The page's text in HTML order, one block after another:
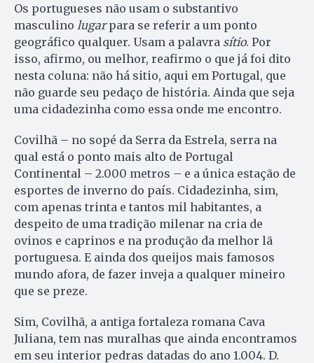
Os portugueses não usam o substantivo
masculino lugarpara se referir a um ponto
geográfico qualquer. Usam a palavra sítio. Por
isso, afirmo, ou melhor, reafirmo o que já foi dito
nesta coluna: não há sitio, aqui em Portugal, que
não guarde seu pedaço de história. Ainda que seja
uma cidadezinha como essa onde me encontro.
Covilhã – no sopé da Serra da Estrela, serra na
qual está o ponto mais alto de Portugal
Continental – 2.000 metros – e a única estação de
esportes de inverno do país. Cidadezinha, sim,
com apenas trinta e tantos mil habitantes, a
despeito de uma tradição milenar na cria de
ovinos e caprinos e na produção da melhor lã
portuguesa. E ainda dos queijos mais famosos
mundo afora, de fazer inveja a qualquer mineiro
que se preze.
Sim, Covilhã, a antiga fortaleza romana Cava
Juliana, tem nas muralhas que ainda encontramos
em seu interior pedras datadas do ano 1.004. D.